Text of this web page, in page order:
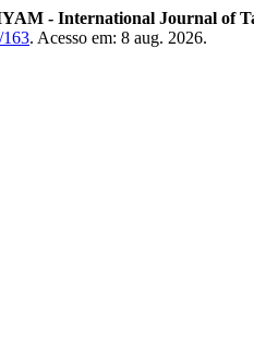
- International Journal of
. Acesso em: 8 aug. 2026.